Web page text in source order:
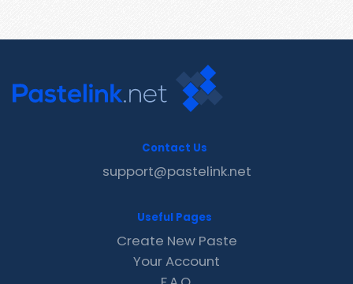
Contact Us
support@pastelink.net
Useful Pages
Create New Paste
Your Account